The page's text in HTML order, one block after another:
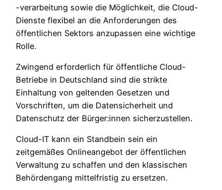
-verarbeitung sowie die Möglichkeit, die Cloud-
Dienste flexibel an die Anforderungen des
öffentlichen Sektors anzupassen eine wichtige
Rolle.
Zwingend erforderlich für öffentliche Cloud-
Betriebe in Deutschland sind die strikte
Einhaltung von geltenden Gesetzen und
Vorschriften, um die Datensicherheit und
Datenschutz der Bürger:innen sicherzustellen.
Cloud-IT kann ein Standbein sein ein
zeitgemäßes Onlineangebot der öffentlichen
Verwaltung zu schaffen und den klassischen
Behördengang mittelfristig zu ersetzen.